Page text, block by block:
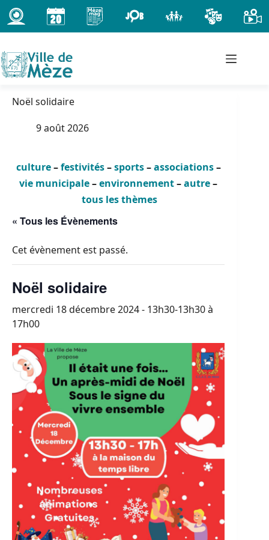
Passer
au
contenu
Noël solidaire
9 août 2026
culture–festivités–sports–associations–
vie municipale–environnement–autre–
tous les thèmes
« Tous les Évènements
Cet évènement est passé.
Noël solidaire
mercredi 18 décembre 2024 - 13h30-13h30à
17h00